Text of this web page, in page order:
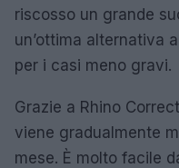
riscosso un grande
un’ottima alternativa
per i casi meno gravi.
Grazie a Rhino
viene gradualmente
mese. È molto facile